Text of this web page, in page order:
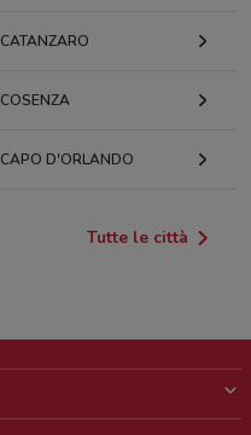
CATANZARO
COSENZA
CAPO D'ORLANDO
Tutte le città